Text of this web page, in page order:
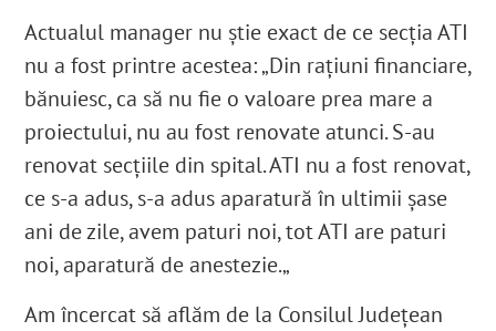
Actualul manager nu știe exact de ce secția ATI
nu a fost printre acestea: „Din rațiuni financiare,
bănuiesc, ca să nu fie o valoare prea mare a
proiectului, nu au fost renovate atunci. S-au
renovat secțiile din spital. ATI nu a fost renovat,
ce s-a adus, s-a adus aparatură în ultimii șase
ani de zile, avem paturi noi, tot ATI are paturi
noi, aparatură de anestezie.„
Am încercat să aflăm de la Consilul Județean